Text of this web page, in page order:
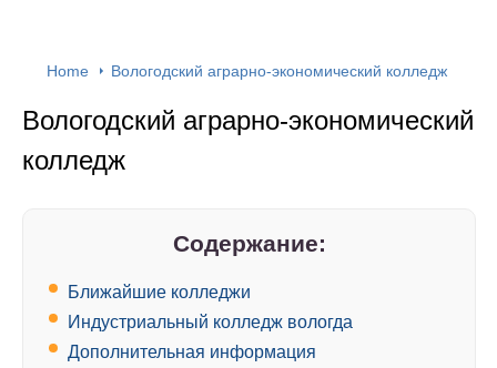
Home Вологодский аграрно-экономический колледж
Вологодский аграрно-экономический
колледж
Содержание:
Ближайшие колледжи
Индустриальный колледж вологда
Дополнительная информация